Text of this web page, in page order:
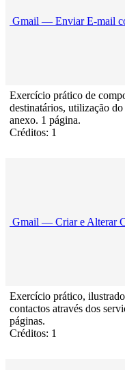
Gmail — Enviar E-mail
Exercício prático de
destinatários, utilização
anexo. 1 página.
Créditos: 1
Gmail — Criar e Alterar
Exercício prático,
contactos através dos
páginas.
Créditos: 1